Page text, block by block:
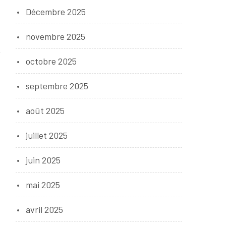
Décembre 2025
novembre 2025
octobre 2025
septembre 2025
août 2025
juillet 2025
juin 2025
mai 2025
avril 2025